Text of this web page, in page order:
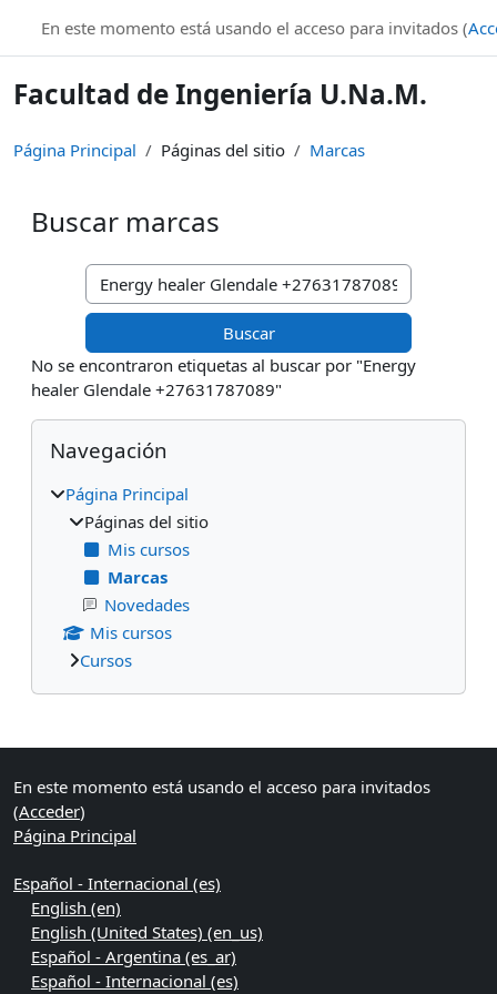
En este momento está usando el acceso para invitados (
Facultad de Ingeniería U.Na.M.
Página Principal Páginas del sitio Marcas
Buscar marcas
Buscar marcas
No se encontraron etiquetas al buscar por "Energy
healer Glendale +27631787089"
Bloques
Salta Navegación
Navegación
Página Principal
Páginas del sitio
Mis cursos
Marcas
Novedades
Mis cursos
Cursos
Bloques suplementarios
En este momento está usando el acceso para invitados
(Acceder)
Página Principal
Español - Internacional ‎(es)‎
English ‎(en)‎
English (United States) ‎(en_us)‎
Español - Argentina ‎(es_ar)‎
Español - Internacional ‎(es)‎